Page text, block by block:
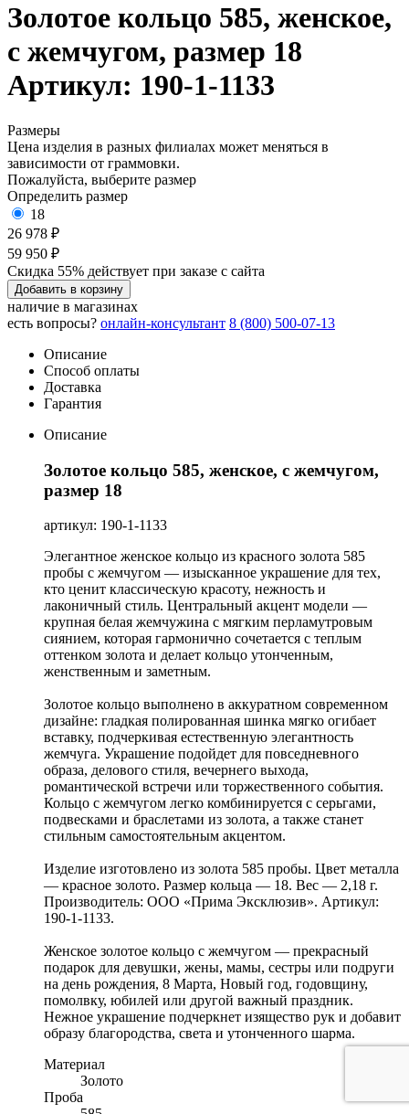
Золотое кольцо 585, женское,
с жемчугом, размер 18
Артикул: 190-1-1133
Размеры
Цена изделия в разных филиалах может меняться в
зависимости от граммовки.
Пожалуйста, выберите размер
Определить размер
18
26 978 ₽
59 950 ₽
Скидка 55% действует при заказе с сайта
Добавить в корзину
наличие в магазинах
есть вопросы? онлайн-консультант 8 (800) 500-07-13
Описание
Способ оплаты
Доставка
Гарантия
Описание
Золотое кольцо 585, женское, с жемчугом,
размер 18
артикул: 190-1-1133
Элегантное женское кольцо из красного золота 585
пробы с жемчугом — изысканное украшение для тех,
кто ценит классическую красоту, нежность и
лаконичный стиль. Центральный акцент модели —
крупная белая жемчужина с мягким перламутровым
сиянием, которая гармонично сочетается с теплым
оттенком золота и делает кольцо утонченным,
женственным и заметным.
Золотое кольцо выполнено в аккуратном современном
дизайне: гладкая полированная шинка мягко огибает
вставку, подчеркивая естественную элегантность
жемчуга. Украшение подойдет для повседневного
образа, делового стиля, вечернего выхода,
романтической встречи или торжественного события.
Кольцо с жемчугом легко комбинируется с серьгами,
подвесками и браслетами из золота, а также станет
стильным самостоятельным акцентом.
Изделие изготовлено из золота 585 пробы. Цвет металла
— красное золото. Размер кольца — 18. Вес — 2,18 г.
Производитель: ООО «Прима Эксклюзив». Артикул:
190-1-1133.
Женское золотое кольцо с жемчугом — прекрасный
подарок для девушки, жены, мамы, сестры или подруги
на день рождения, 8 Марта, Новый год, годовщину,
помолвку, юбилей или другой важный праздник.
Нежное украшение подчеркнет изящество рук и добавит
образу благородства, света и утонченного шарма.
Материал
Золото
Проба